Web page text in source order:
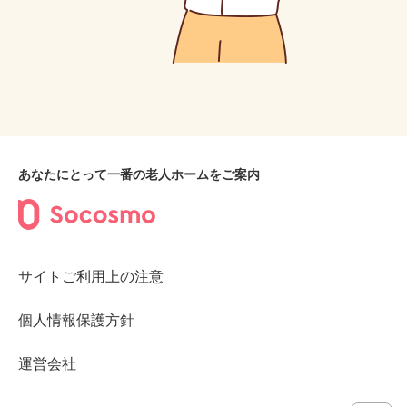
あなたにとって一番の老人ホームをご案内
サイトご利用上の注意
個人情報保護方針
運営会社